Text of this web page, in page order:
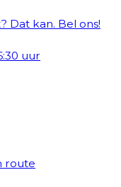
Dat kan. Bel ons!
uur
route